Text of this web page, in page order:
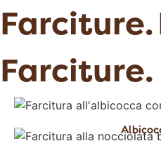
Farciture.
Farciture.